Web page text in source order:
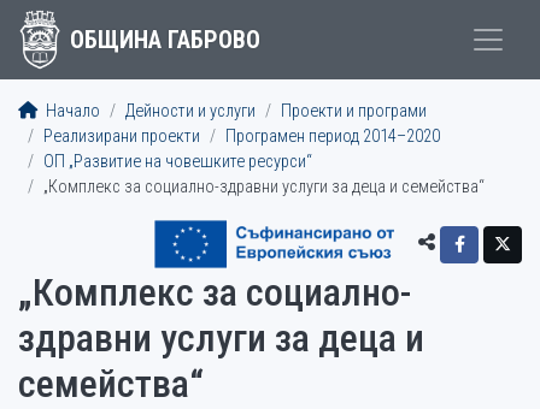
ОБЩИНА ГАБРОВО
Начало Дейности и услуги
Проекти и програми
Реализирани проекти
Програмен период 2014–2020
ОП „Развитие на човешките ресурси“
„Комплекс за социално-здравни услуги за деца и семейства“
„Комплекс за социално-
здравни услуги за деца и
семейства“